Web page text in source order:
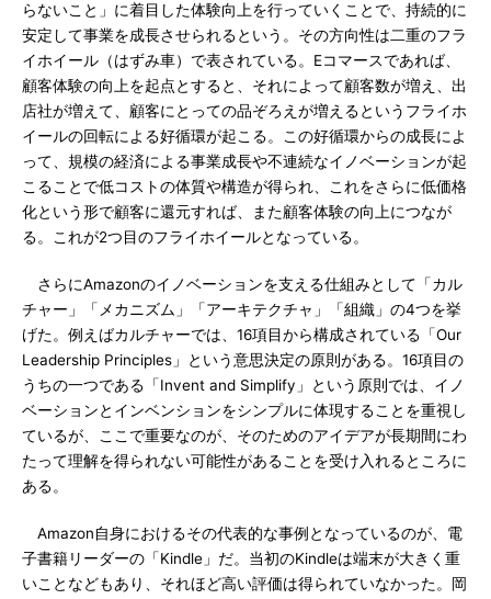
らないこと」に着目した体験向上を行っていくことで、持続的に
安定して事業を成長させられるという。その方向性は二重のフラ
イホイール（はずみ車）で表されている。Eコマースであれば、
顧客体験の向上を起点とすると、それによって顧客数が増え、出
店社が増えて、顧客にとっての品ぞろえが増えるというフライホ
イールの回転による好循環が起こる。この好循環からの成長によ
って、規模の経済による事業成長や不連続なイノベーションが起
こることで低コストの体質や構造が得られ、これをさらに低価格
化という形で顧客に還元すれば、また顧客体験の向上につなが
る。これが2つ目のフライホイールとなっている。
さらにAmazonのイノベーションを支える仕組みとして「カル
チャー」「メカニズム」「アーキテクチャ」「組織」の4つを挙
げた。例えばカルチャーでは、16項目から構成されている「Our
Leadership Principles」という意思決定の原則がある。16項目の
うちの一つである「Invent and Simplify」という原則では、イノ
ベーションとインベンションをシンプルに体現することを重視し
ているが、ここで重要なのが、そのためのアイデアが長期間にわ
たって理解を得られない可能性があることを受け入れるところに
ある。
Amazon自身におけるその代表的な事例となっているのが、電
子書籍リーダーの「Kindle」だ。当初のKindleは端末が大きく重
いことなどもあり、それほど高い評価は得られていなかった。岡